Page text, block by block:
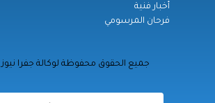
أخبار فنية
فرحان المرسومي
© جميع الحقوق محفوظة لوكالة جفرا نيوز 2024